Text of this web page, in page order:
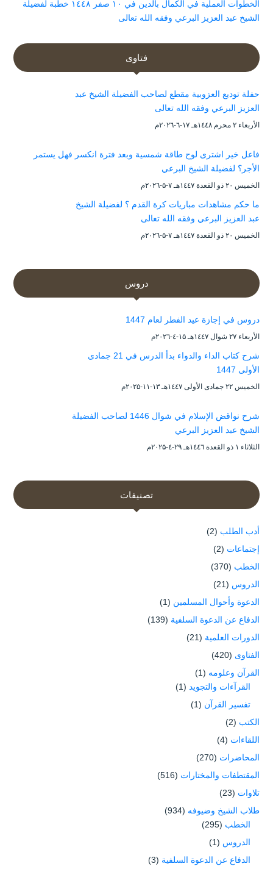
الخطوات العملية في الكمال بالدين في ١٠ صفر ١٤٤٨ خطبة لفضيلة
الشيخ عبد العزيز البرعي وفقه الله تعالى
فتاوى
حفلة توديع العزوبية مقطع لصاحب الفضيلة الشيخ عبد
العزيز البرعي وفقه الله تعالى
الأربعاء ۲ محرم ۱٤٤۸هـ ۱۷-٦-۲۰۲٦م
فاعل خير اشترى لوح طاقة شمسية وبعد فترة انكسر فهل يستمر
الأجر؟ لفضيلة الشيخ البرعي
الخميس ۲۰ ذو القعدة ۱٤٤۷هـ ۷-۵-۲۰۲٦م
ما حكم مشاهدات مباريات كرة القدم ؟ لفضيلة الشيخ
عبد العزيز البرعي وفقه الله تعالى
الخميس ۲۰ ذو القعدة ۱٤٤۷هـ ۷-۵-۲۰۲٦م
دروس
دروس في إجازة عيد الفطر لعام 1447
الأربعاء ۲۷ شوال ۱٤٤۷هـ ۱۵-٤-۲۰۲٦م
شرح كتاب الداء والدواء بدأ الدرس في 21 جمادى
الأولى 1447
الخميس ۲۲ جمادى الأولى ۱٤٤۷هـ ۱۳-۱۱-۲۰۲۵م
شرح نواقض الإسلام في شوال 1446 لصاحب الفضيلة
الشيخ عبد العزيز البرعي
الثلاثاء ۱ ذو القعدة ۱٤٤٦هـ ۲۹-٤-۲۰۲۵م
تصنيفات
أدب الطلب (2)
إجتماعات (2)
الخطب (370)
الدروس (21)
الدعوة وأحوال المسلمين (1)
الدفاع عن الدعوة السلفية (139)
الدورات العلمية (21)
الفتاوى (420)
القرآن وعلومه (1)
القرآءات والتجويد (1)
تفسير القرآن (1)
الكتب (2)
اللقاءات (4)
المحاضرات (270)
المقتطفات والمختارات (516)
تلاوات (23)
طلاب الشيخ وضيوفه (934)
الخطب (295)
الدروس (1)
الدفاع عن الدعوة السلفية (3)